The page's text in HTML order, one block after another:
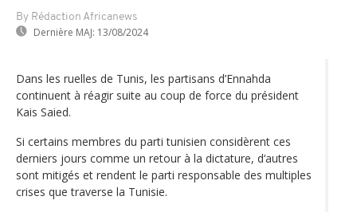
By Rédaction Africanews
Dernière MAJ: 13/08/2024
Dans les ruelles de Tunis, les partisans d’Ennahda
continuent à réagir suite au coup de force du président
Kais Saied.
Si certains membres du parti tunisien considèrent ces
derniers jours comme un retour à la dictature, d‘autres
sont mitigés et rendent le parti responsable des multiples
crises que traverse la Tunisie.